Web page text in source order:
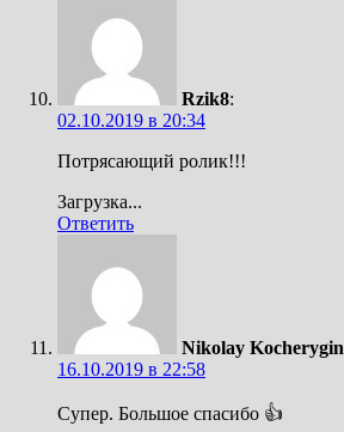
Rzik8:
02.10.2019 в 20:34
Потрясающий ролик!!!
Загрузка...
Ответить
Nikolay Kocherygin
16.10.2019 в 22:58
Супер. Большое спасибо 👍